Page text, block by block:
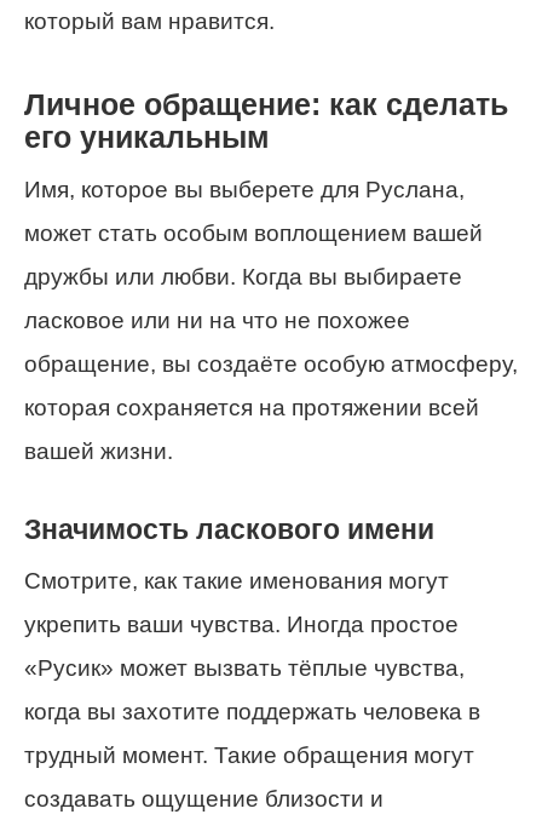
который вам нравится.
Личное обращение: как сделать
его уникальным
Имя, которое вы выберете для Руслана,
может стать особым воплощением вашей
дружбы или любви. Когда вы выбираете
ласковое или ни на что не похожее
обращение, вы создаёте особую атмосферу,
которая сохраняется на протяжении всей
вашей жизни.
Значимость ласкового имени
Смотрите, как такие именования могут
укрепить ваши чувства. Иногда простое
«Русик» может вызвать тёплые чувства,
когда вы захотите поддержать человека в
трудный момент. Такие обращения могут
создавать ощущение близости и